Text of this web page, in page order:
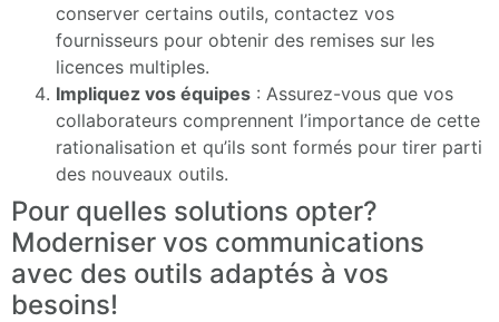
conserver certains outils, contactez vos
fournisseurs pour obtenir des remises sur les
licences multiples.
Impliquez vos équipes : Assurez-vous que vos
collaborateurs comprennent l’importance de cette
rationalisation et qu’ils sont formés pour tirer parti
des nouveaux outils.
Pour quelles solutions opter?
Moderniser vos communications
avec des outils adaptés à vos
besoins!